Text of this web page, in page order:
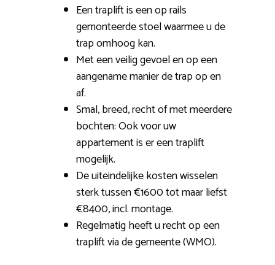
Een traplift is een op rails
gemonteerde stoel waarmee u de
trap omhoog kan.
Met een veilig gevoel en op een
aangename manier de trap op en
af.
Smal, breed, recht of met meerdere
bochten: Ook voor uw
appartement is er een traplift
mogelijk.
De uiteindelijke kosten wisselen
sterk tussen €1600 tot maar liefst
€8400, incl. montage.
Regelmatig heeft u recht op een
traplift via de gemeente (WMO).